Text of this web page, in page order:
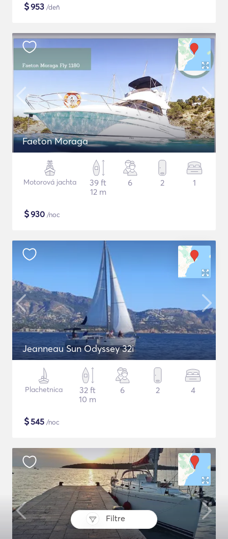
Filtre
$953 /deň
Faeton Moraga
Motorová jachta
39 ft
12 m
6 2 1
$930 /noc
Jeanneau Sun Odyssey 32i
Plachetnica
32 ft
10 m
6 2 4
$545 /noc